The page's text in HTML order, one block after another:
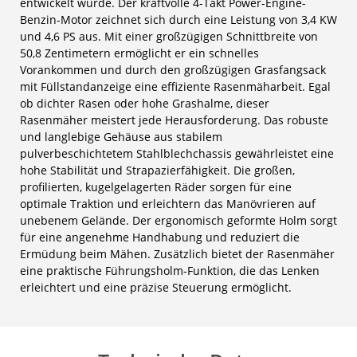
Benzin-Motor zeichnet sich durch eine Leistung von 3,4 KW
und 4,6 PS aus. Mit einer großzügigen Schnittbreite von
50,8 Zentimetern ermöglicht er ein schnelles
Vorankommen und durch den großzügigen Grasfangsack
mit Füllstandanzeige eine effiziente Rasenmäharbeit. Egal
ob dichter Rasen oder hohe Grashalme, dieser
Rasenmäher meistert jede Herausforderung. Das robuste
und langlebige Gehäuse aus stabilem
pulverbeschichtetem Stahlblechchassis gewährleistet eine
hohe Stabilität und Strapazierfähigkeit. Die großen,
profilierten, kugelgelagerten Räder sorgen für eine
optimale Traktion und erleichtern das Manövrieren auf
unebenem Gelände. Der ergonomisch geformte Holm sorgt
für eine angenehme Handhabung und reduziert die
Ermüdung beim Mähen. Zusätzlich bietet der Rasenmäher
eine praktische Führungsholm-Funktion, die das Lenken
erleichtert und eine präzise Steuerung ermöglicht.